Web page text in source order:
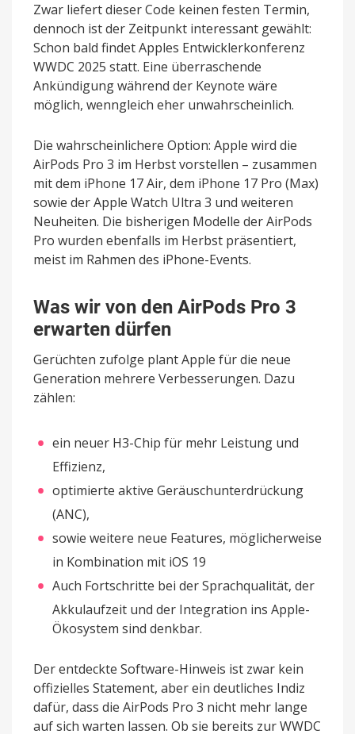
Zwar liefert dieser Code keinen festen Termin,
dennoch ist der Zeitpunkt interessant gewählt:
Schon bald findet Apples Entwicklerkonferenz
WWDC 2025 statt. Eine überraschende
Ankündigung während der Keynote wäre
möglich, wenngleich eher unwahrscheinlich.
Die wahrscheinlichere Option: Apple wird die
AirPods Pro 3 im Herbst vorstellen – zusammen
mit dem iPhone 17 Air, dem iPhone 17 Pro (Max)
sowie der Apple Watch Ultra 3 und weiteren
Neuheiten. Die bisherigen Modelle der AirPods
Pro wurden ebenfalls im Herbst präsentiert,
meist im Rahmen des iPhone-Events.
Was wir von den AirPods Pro 3
erwarten dürfen
Gerüchten zufolge plant Apple für die neue
Generation mehrere Verbesserungen. Dazu
zählen:
ein neuer H3-Chip für mehr Leistung und
Effizienz,
optimierte aktive Geräuschunterdrückung
(ANC),
sowie weitere neue Features, möglicherweise
in Kombination mit iOS 19
Auch Fortschritte bei der Sprachqualität, der
Akkulaufzeit und der Integration ins Apple-
Ökosystem sind denkbar.
Der entdeckte Software-Hinweis ist zwar kein
offizielles Statement, aber ein deutliches Indiz
dafür, dass die AirPods Pro 3 nicht mehr lange
auf sich warten lassen. Ob sie bereits zur WWDC